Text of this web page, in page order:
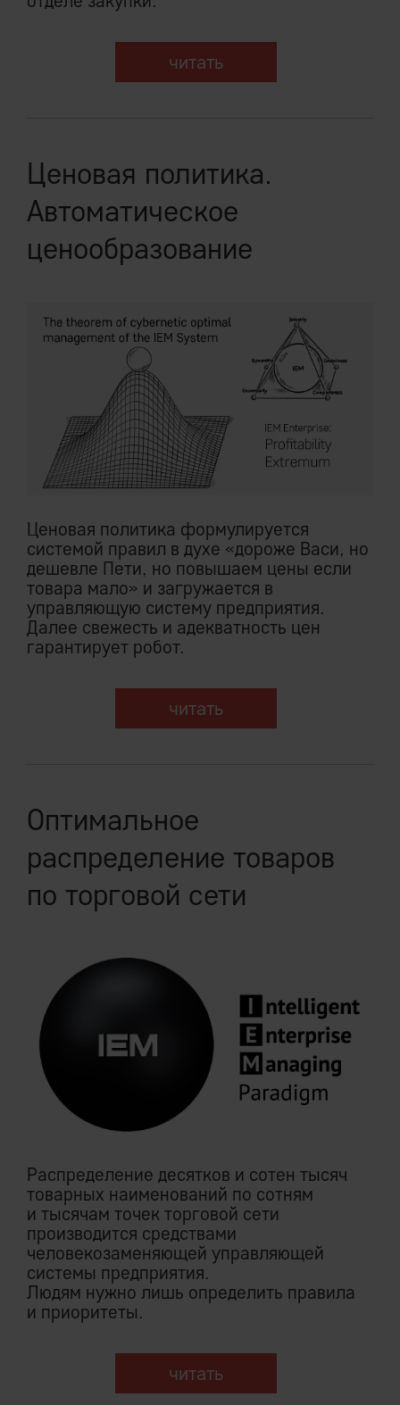
читать
Ценовая политика.
Автоматическое
ценообразование
Ценовая политика формулируется
системой правил в духе «дороже Васи, но
дешевле Пети, но повышаем цены если
товара мало» и загружается в
управляющую систему предприятия.
Далее свежесть и адекватность цен
гарантирует робот.
читать
Оптимальное
распределение товаров
по торговой сети
Распределение десятков и сотен тысяч
товарных наименований по сотням
и тысячам точек торговой сети
производится средствами
человекозаменяющей управляющей
системы предприятия.
Людям нужно лишь определить правила
и приоритеты.
читать